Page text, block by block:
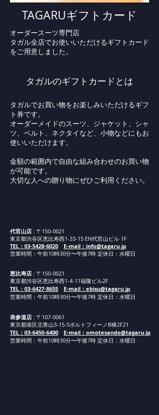
TAGARUギフトカード
オーダースーツ専門店
タガル全店でお使いいただけるギフトカード
をご用意しました。
タガルのギフトカードとは
タガルでお買い物をお楽しみいただけるギフ
ト券です。
オーダーメイドのスーツ、ジャケット、シャ
ツ、ベルト、ネクタイなど、小物などにもお
使いいただけます。
金額の範囲内で自由な組み合わせのお買い物
が可能です。
大切な人への贈り物にぜひご利用ください。
代官山店 : 〒150-0021
東京都渋谷区恵比寿西1-33-15 EN代官山ビル 1F
TEL：03-5428-6020
E-mail：info@tagaru.jp
営業時間：午前10時30分〜午後7時 定休日：水曜日
恵比寿店 : 〒150-0021
東京都渋谷区恵比寿西1-4-11福隆ビル2F
TEL：03-6427-8655
E-mail：ebisu@tagaru.jp
営業時間：午前10時30分〜午後7時 定休日：水曜日
表参道店 : 〒107-0061
東京都港区北青山3-15-5ポルトフィーノB棟2F21
TEL：03-6450-6400
E-mail：omotesando@tagaru.jp
営業時間：午前10時30分〜午後7時 定休日：水曜日